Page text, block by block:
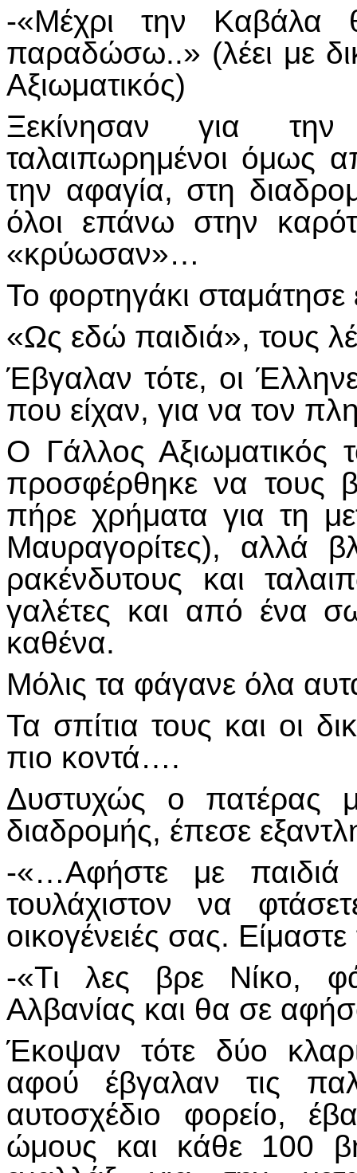
-«Μέχρι την
παραδώσω..» (λέει με
Αξιωματικός)
Ξεκίνησαν για
ταλαιπωρημένοι όμως
την αφαγία, στη
όλοι επάνω στην
«κρύωσαν»…
Το φορτηγάκι
«Ως εδώ παιδιά», τους
Έβγαλαν τότε, οι
που είχαν, για να τον
Ο Γάλλος Αξιωματικός
προσφέρθηκε να τους
πήρε χρήματα για τη
Μαυραγορίτες), αλλά
ρακένδυτους και
γαλέτες και από ένα
καθένα.
Μόλις τα φάγανε όλα
Τα σπίτια τους και οι
πιο κοντά….
Δυστυχώς ο πατέρας
διαδρομής, έπεσε
-«…Αφήστε με παιδιά
τουλάχιστον να
οικογένειές σας.
-«Τι λες βρε Νίκο,
Αλβανίας και θα σε
Έκοψαν τότε δύο
αφού έβγαλαν τις
αυτοσχέδιο φορείο,
ώμους και κάθε 100